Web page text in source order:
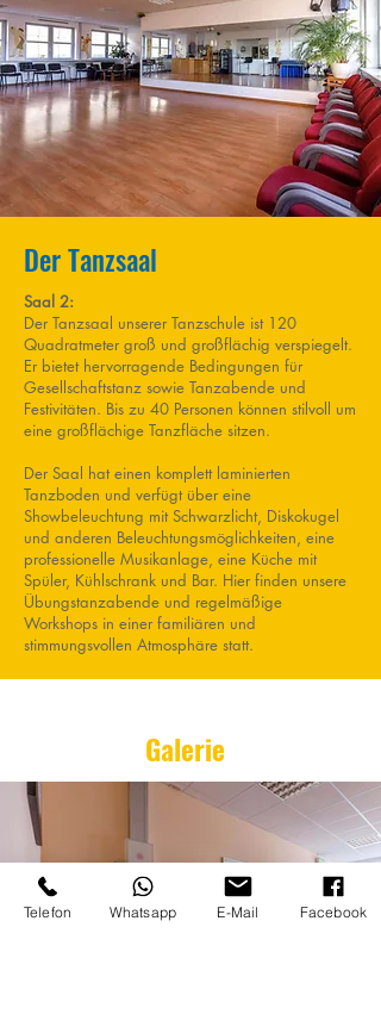
Der Tanzsaal
Saal 2:
Der Tanzsaal unserer Tanzschule ist 120
Quadratmeter groß und großflächig verspiegelt.
Er bietet hervorragende Bedingungen für
Gesellschaftstanz sowie Tanzabende und
Festivitäten. Bis zu 40 Personen können stilvoll um
eine großflächige Tanzfläche sitzen.
Der Saal hat einen komplett laminierten
Tanzboden und verfügt über eine
Showbeleuchtung mit Schwarzlicht, Diskokugel
und anderen Beleuchtungsmöglichkeiten, eine
professionelle Musikanlage, eine Küche mit
Spüler, Kühlschrank und Bar. Hier finden unsere
Übungstanzabende und regelmäßige
Workshops in einer familiären und
stimmungsvollen Atmosphäre statt.
Galerie
Telefon Whatsapp E-Mail Facebook